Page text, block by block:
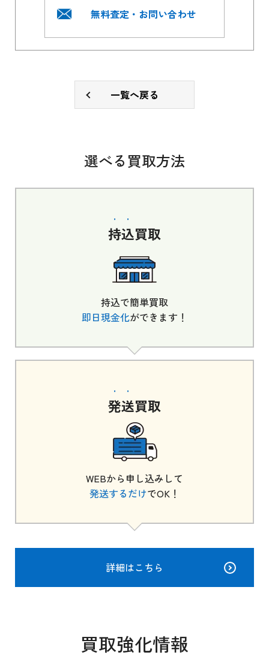
無料査定・お問い合わせ
一覧へ戻る
選べる買取方法
持込買取
持込で簡単買取
即日現金化ができます！
発送買取
WEBから申し込みして
発送するだけでOK！
詳細はこちら
買取強化情報